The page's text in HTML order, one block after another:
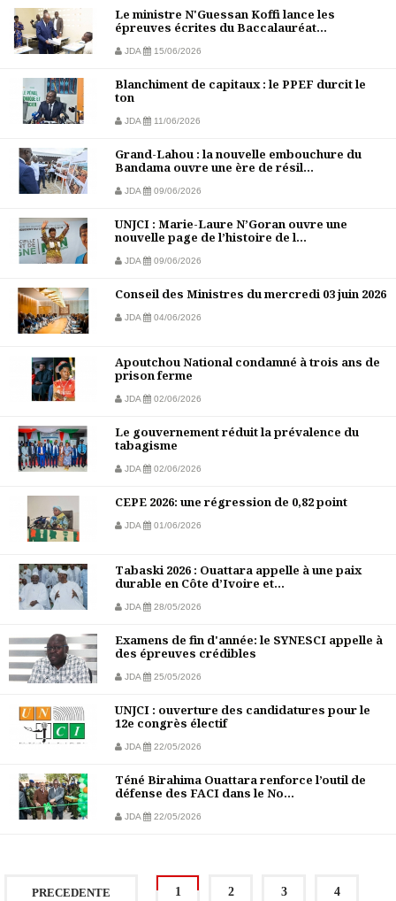
Le ministre N'Guessan Koffi lance les
épreuves écrites du Baccalauréat...
JDA 15/06/2026
Blanchiment de capitaux : le PPEF durcit le
ton
JDA 11/06/2026
Grand-Lahou : la nouvelle embouchure du
Bandama ouvre une ère de résil...
JDA 09/06/2026
UNJCI : Marie-Laure N’Goran ouvre une
nouvelle page de l’histoire de l...
JDA 09/06/2026
Conseil des Ministres du mercredi 03 juin 2026
JDA 04/06/2026
Apoutchou National condamné à trois ans de
prison ferme
JDA 02/06/2026
Le gouvernement réduit la prévalence du
tabagisme
JDA 02/06/2026
CEPE 2026: une régression de 0,82 point
JDA 01/06/2026
Tabaski 2026 : Ouattara appelle à une paix
durable en Côte d’Ivoire et...
JDA 28/05/2026
Examens de fin d'année: le SYNESCI appelle à
des épreuves crédibles
JDA 25/05/2026
UNJCI : ouverture des candidatures pour le
12e congrès électif
JDA 22/05/2026
Téné Birahima Ouattara renforce l’outil de
défense des FACI dans le No...
JDA 22/05/2026
PRECEDENTE 1 2 3 4